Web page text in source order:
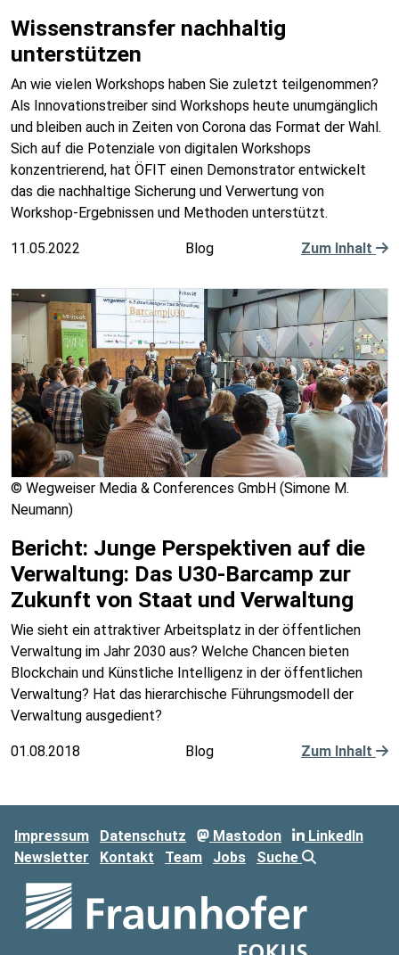
Wissenstransfer nachhaltig
unterstützen
An wie vielen Workshops haben Sie zuletzt teilgenommen?
Als Innovationstreiber sind Workshops heute unumgänglich
und bleiben auch in Zeiten von Corona das Format der Wahl.
Sich auf die Potenziale von digitalen Workshops
konzentrierend, hat ÖFIT einen Demonstrator entwickelt
das die nachhaltige Sicherung und Verwertung von
Workshop-Ergebnissen und Methoden unterstützt.
11.05.2022 Blog Zum Inhalt
© Wegweiser Media & Conferences GmbH (Simone M.
Neumann)
Bericht: Junge Perspektiven auf die
Verwaltung: Das U30-Barcamp zur
Zukunft von Staat und Verwaltung
Wie sieht ein attraktiver Arbeitsplatz in der öffentlichen
Verwaltung im Jahr 2030 aus? Welche Chancen bieten
Blockchain und Künstliche Intelligenz in der öffentlichen
Verwaltung? Hat das hierarchische Führungsmodell der
Verwaltung ausgedient?
01.08.2018 Blog Zum Inhalt
Impressum Datenschutz Mastodon
LinkedIn
Newsletter
Kontakt Team Jobs Suche